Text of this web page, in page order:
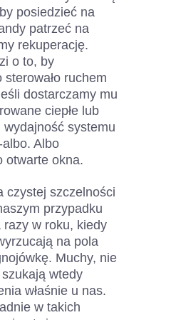
posiedzieć na
patrzeć na
rekuperację.
o to, by
ruchem
dostarczamy mu
ciepłe lub
systemu
Albo
otwarte okna.
czystej szczelności
przypadku
w roku, kiedy
na pola
Muchy, nie
wtedy
właśnie u nas.
w takich